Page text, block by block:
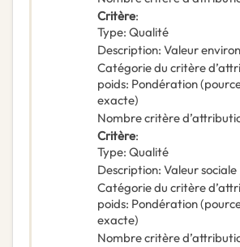
Critère:
Type: Qualité
Description: Valeur
Catégorie du critère
poids: Pondération
exacte)
Nombre critère
Critère:
Type: Qualité
Description: Valeur sociale
Catégorie du critère
poids: Pondération
exacte)
Nombre critère